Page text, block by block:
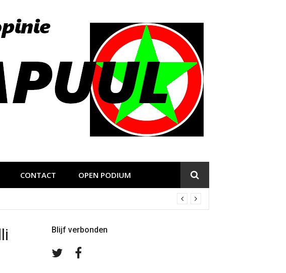
CONTACT OPEN PODIUM
Blijf verbonden
Volg